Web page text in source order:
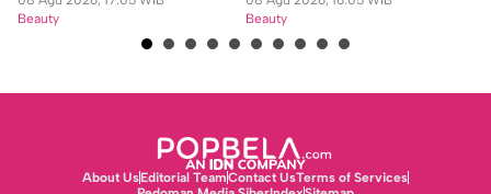
Beauty
Beauty
About UsEditorial TeamContact UsTerms of Services